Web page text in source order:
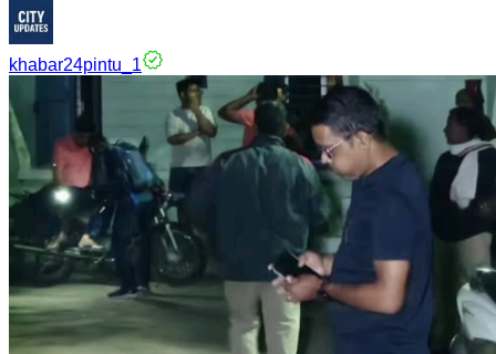
khabar24pintu_1